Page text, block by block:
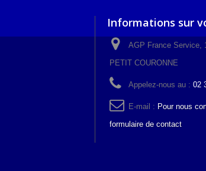
Informations sur
AGP France Service,
PETIT COURONNE
Appelez-nous au : 02
E-mail : Pour nous
formulaire de contact